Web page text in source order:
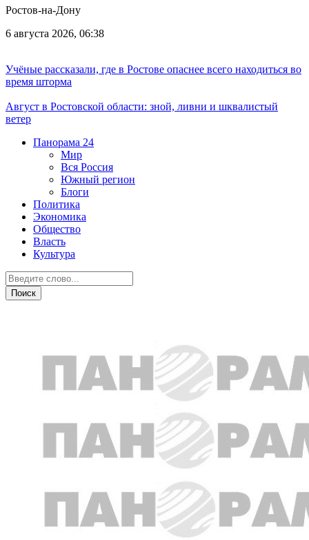
Ростов-на-Дону
6 августа 2026, 06:38
Учёные рассказали, где в Ростове опаснее всего находиться во
время шторма
Август в Ростовской области: зной, ливни и шквалистый
ветер
Панорама 24
Мир
Вся Россия
Южный регион
Блоги
Политика
Экономика
Общество
Власть
Культура